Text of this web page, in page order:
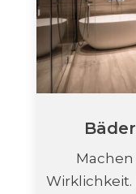
Machen
Wirklichkeit.